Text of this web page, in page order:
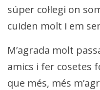
súper col·legi on
cuiden molt i em
M’agrada molt
amics i fer cosetes
que més, més